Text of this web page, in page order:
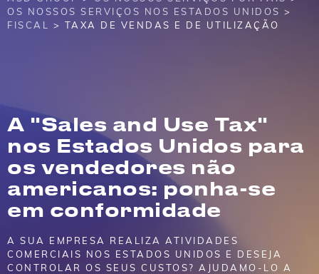
OS NOSSOS SERVIÇOS NOS ESTADOS UNIDOS >
FISCAL
> TAXA DE VENDAS E DE UTILIZAÇÃO
A "Sales and Use Tax"
nos Estados Unidos para
os vendedores não
americanos: ponha-se
em conformidade
A SUA EMPRESA REALIZA ATIVIDADES
COMERCIAIS NOS ESTADOS UNIDOS E DESEJA
CONTROLAR OS SEUS CUSTOS? AJUDAMO-LO A